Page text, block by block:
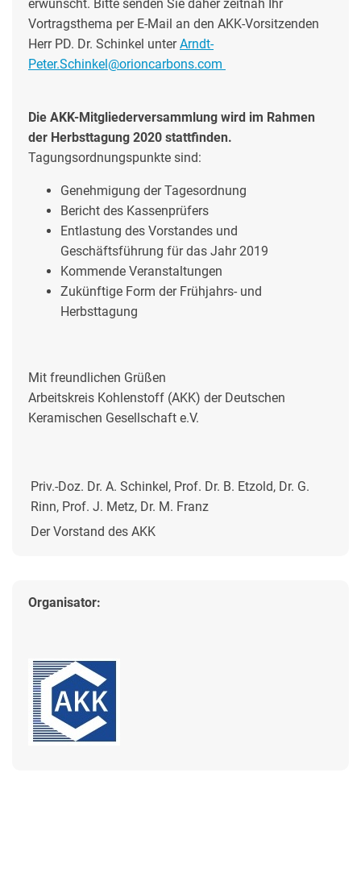
erwünscht. Bitte senden Sie daher zeitnah Ihr
Vortragsthema per E-Mail an den AKK-Vorsitzenden
Herr PD. Dr. Schinkel unterArndt-
Peter.Schinkel@orioncarbons.com
Die AKK-Mitgliederversammlung wird im Rahmen
der Herbsttagung 2020 stattfinden.
Tagungsordnungspunkte sind:
Genehmigung der Tagesordnung
Bericht des Kassenprüfers
Entlastung des Vorstandes und
Geschäftsführung für das Jahr 2019
Kommende Veranstaltungen
Zukünftige Form der Frühjahrs- und
Herbsttagung
Mit freundlichen Grüßen
Arbeitskreis Kohlenstoff (AKK) der Deutschen
Keramischen Gesellschaft e.V.
Priv.-Doz. Dr. A. Schinkel, Prof. Dr. B. Etzold, Dr. G.
Rinn, Prof. J. Metz, Dr. M. Franz
Der Vorstand des AKK
Organisator: